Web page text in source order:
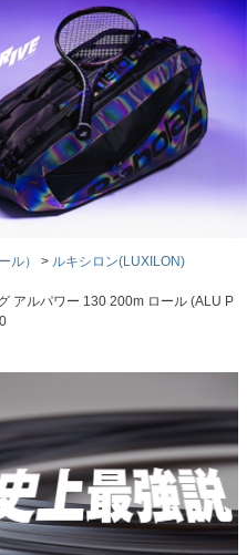
ル）
ルキシロン(LUXILON)
アルパワー 130 200m ロール (ALU P